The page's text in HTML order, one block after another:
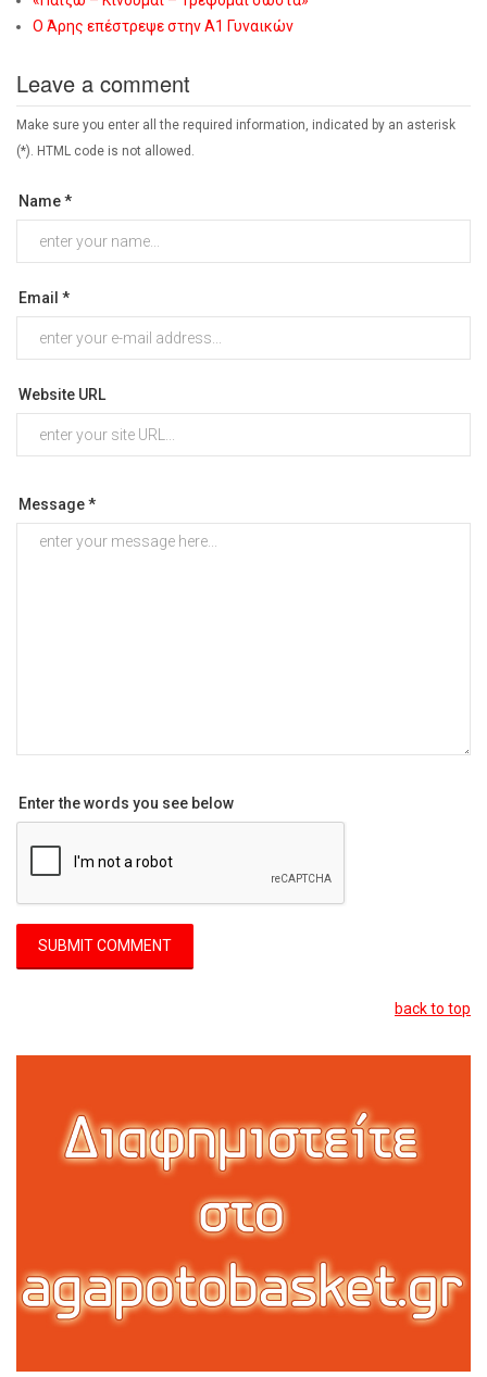
Ο Άρης επέστρεψε στην Α1 Γυναικών
Leave a comment
Make sure you enter all the required information, indicated by an asterisk
(*). HTML code is not allowed.
Name *
Email *
Website URL
Message *
Enter the words you see below
back to top